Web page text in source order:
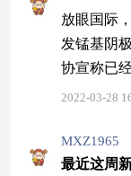
能源汽车
放眼国际
发锰基阴
协宣称已
竞争行为
比将快速
道！
2022-03-28
MXZ1965
最近这周